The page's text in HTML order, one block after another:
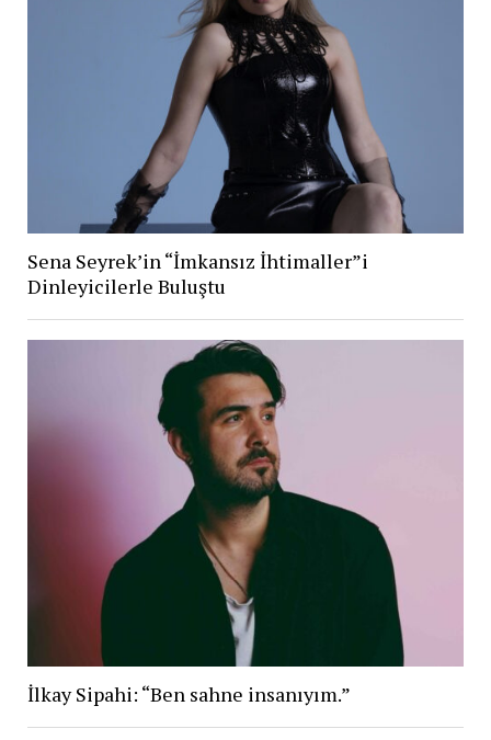
Sena Seyrek’in “İmkansız İhtimaller”i
Dinleyicilerle Buluştu
İlkay Sipahi: “Ben sahne insanıyım.”